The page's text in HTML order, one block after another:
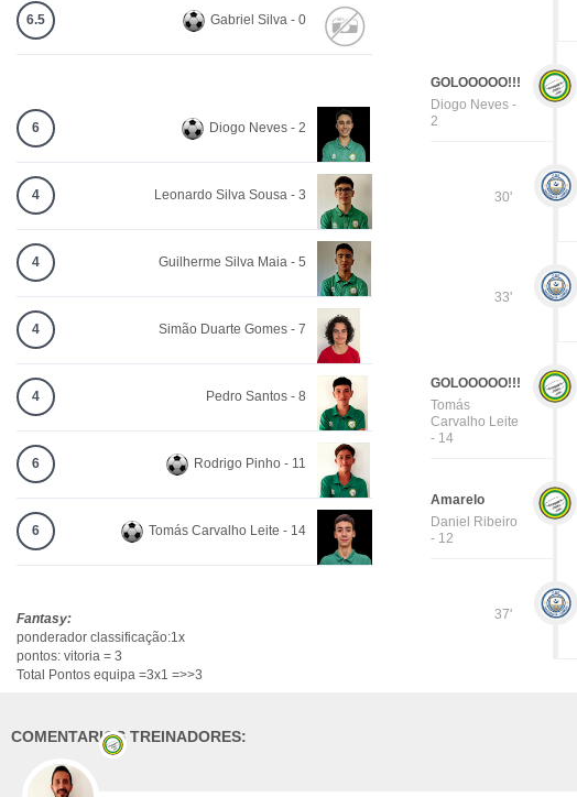
6.5 Gabriel Silva - 0
GOLOOOOO!!!
Diogo Neves -
2
30'
33'
GOLOOOOO!!!
Tomás
Carvalho Leite
- 14
Amarelo
Daniel Ribeiro
- 12
37'
6 Diogo Neves - 2
4 Leonardo Silva Sousa - 3
4 Guilherme Silva Maia - 5
4 Simão Duarte Gomes - 7
4 Pedro Santos - 8
6 Rodrigo Pinho - 11
6 Tomás Carvalho Leite - 14
Fantasy:
ponderador classificação:1x
pontos: vitoria = 3
Total Pontos equipa =3x1 =>>3
COMENTARIOS TREINADORES: